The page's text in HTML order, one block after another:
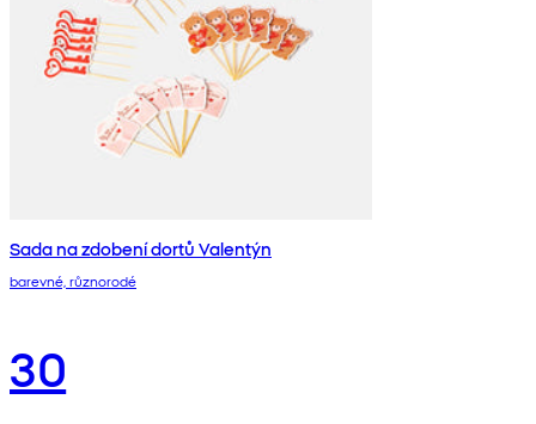
Sada na zdobení dortů Valentýn
barevné, různorodé
30